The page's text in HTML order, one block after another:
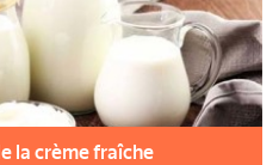
la crème fraîche